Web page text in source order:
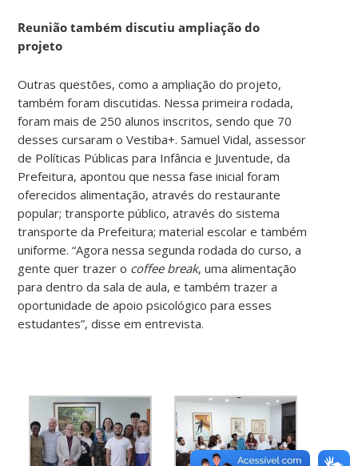
Reunião também discutiu ampliação do
projeto
Outras questões, como a ampliação do projeto,
também foram discutidas. Nessa primeira rodada,
foram mais de 250 alunos inscritos, sendo que 70
desses cursaram o Vestiba+. Samuel Vidal, assessor
de Políticas Públicas para Infância e Juventude, da
Prefeitura, apontou que nessa fase inicial foram
oferecidos alimentação, através do restaurante
popular; transporte público, através do sistema
transporte da Prefeitura; material escolar e também
uniforme. “Agora nessa segunda rodada do curso, a
gente quer trazer o coffee break, uma alimentação
para dentro da sala de aula, e também trazer a
oportunidade de apoio psicológico para esses
estudantes”, disse em entrevista.